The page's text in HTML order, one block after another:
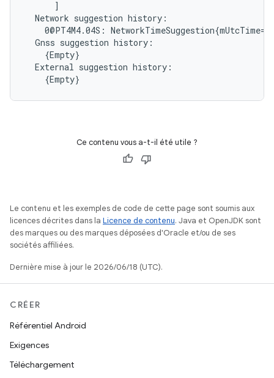
Network suggestion
0@PT4M4.04S:
Gnss suggestion
External suggestion
Ce contenu vous a-t-il été utile ?
Le contenu et les exemples de code de cette page sont soumis aux
licences décrites dans la Licence de contenu. Java et OpenJDK sont
des marques ou des marques déposées d'Oracle et/ou de ses
sociétés affiliées.
Dernière mise à jour le 2026/06/18 (UTC).
CRÉER
Référentiel Android
Exigences
Téléchargement